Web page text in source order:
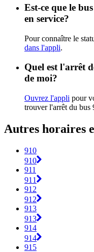
Est-ce que le
en service?
Pour connaître le
dans l'appli.
Quel est l'arrêt
de moi?
Ouvrez l'appli pour
trouver l'arrêt du bus
Autres horaires
910
910
911
911
912
912
913
913
914
914
915